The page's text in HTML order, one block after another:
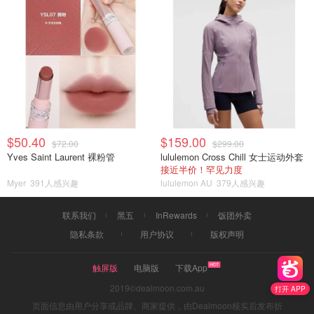
打开 APP
$50.40 $72.00
Yves Saint Laurent 裸粉管
Myer 391人感兴趣
$159.00 $299.00
lululemon Cross Chill 女士运动外套
接近半价！罕见力度
lululemon AU 379人感兴趣
联系我们 黑五 InRewards
饭团外卖
隐私条款
用户协议 版权声明
触屏版 电脑版
下载App
2019©dealmoon.com.au
页面信息由用户分享或品牌、商家提供，由Dealmoon核实后发布折